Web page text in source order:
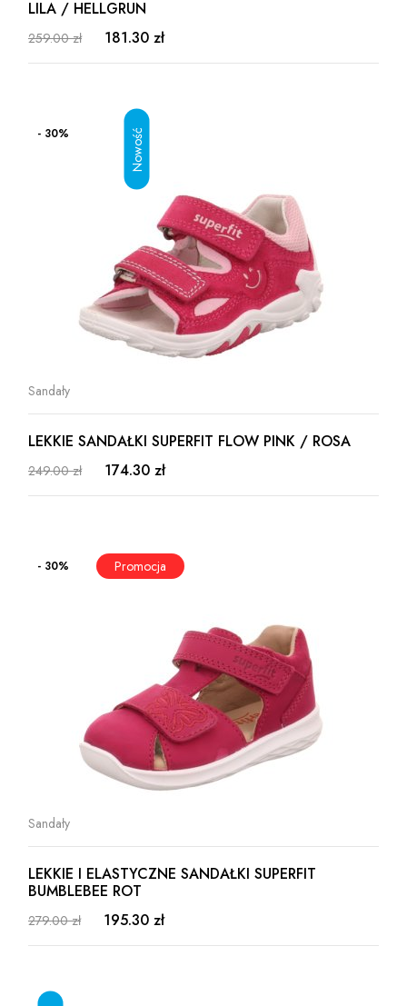
LILA / HELLGRUN
259.00 zł 181.30 zł
- 30%
Sandały
LEKKIE SANDAŁKI SUPERFIT FLOW PINK / ROSA
249.00 zł 174.30 zł
- 30%
Sandały
LEKKIE I ELASTYCZNE SANDAŁKI SUPERFIT
BUMBLEBEE ROT
279.00 zł 195.30 zł